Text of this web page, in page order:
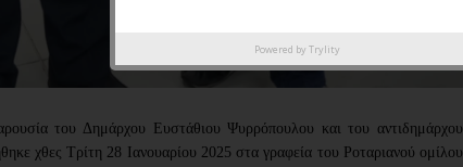
του Δημάρχου Ευστάθιου Ψυρρόπουλου και του αντιδημάρχου
χθες Τρίτη 28 Ιανουαρίου 2025 στα γραφεία του Ροταριανού ομίλου
Powered byTrylity